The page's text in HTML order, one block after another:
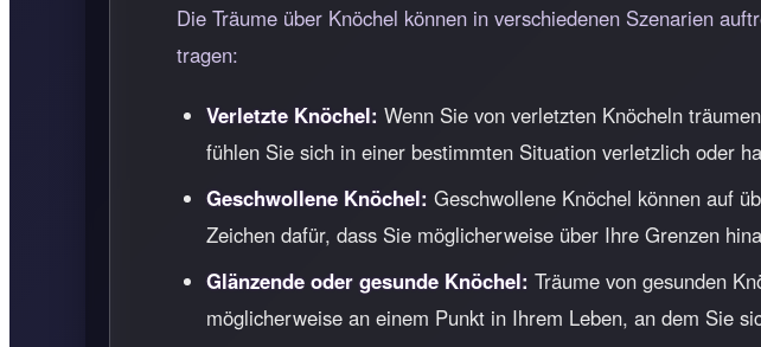
Die Träume über Knöchel können in verschiedenen Szenarien
tragen:
Verletzte Knöchel: Wenn Sie von verletzten Knöcheln
fühlen Sie sich in einer bestimmten Situation verletzlich oder
Geschwollene Knöchel: Geschwollene Knöchel können auf
Zeichen dafür, dass Sie möglicherweise über Ihre Grenzen
Glänzende oder gesunde Knöchel: Träume von gesunden
möglicherweise an einem Punkt in Ihrem Leben, an dem Sie